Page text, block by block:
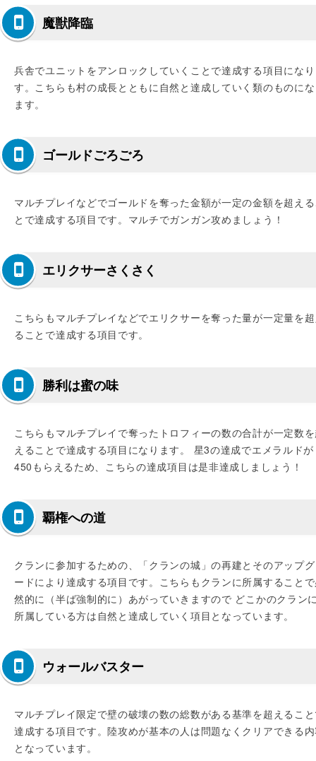
魔獣降臨
兵舎でユニットをアンロックしていくことで達成する項目にな
す。こちらも村の成長とともに自然と達成していく類のものに
ます。
ゴールドごろごろ
マルチプレイなどでゴールドを奪った金額が一定の金額を超え
とで達成する項目です。マルチでガンガン攻めましょう！
エリクサーさくさく
こちらもマルチプレイなどでエリクサーを奪った量が一定量を
ることで達成する項目です。
勝利は蜜の味
こちらもマルチプレイで奪ったトロフィーの数の合計が一定数
えることで達成する項目になります。 星3の達成でエメラルドが
450もらえるため、こちらの達成項目は是非達成しましょう！
覇権への道
クランに参加するための、「クランの城」の再建とそのアップ
ードにより達成する項目です。こちらもクランに所属すること
然的に（半ば強制的に）あがっていきますので どこかのクラン
所属している方は自然と達成していく項目となっています。
ウォールバスター
マルチプレイ限定で壁の破壊の数の総数がある基準を超えるこ
達成する項目です。陸攻めが基本の人は問題なくクリアできる
となっています。